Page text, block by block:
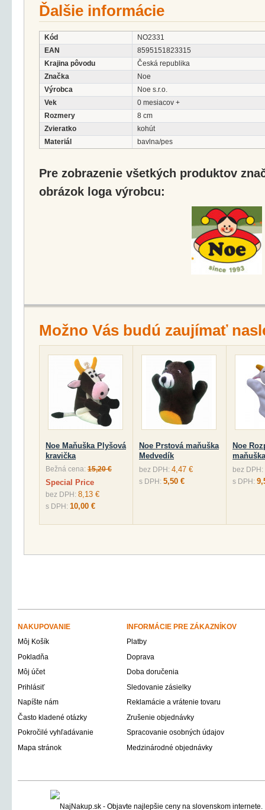
Ďalšie informácie
Kód
NO2331
EAN
8595151823315
Krajina pôvodu
Česká republika
Značka
Noe
Výrobca
Noe s.r.o.
Vek
0 mesiacov +
Rozmery
8 cm
Zvieratko
kohút
Materiál
bavlna/pes
Pre zobrazenie všetkých produktov
obrázok loga výrobcu:
Možno Vás budú zaujímať
Noe Maňuška Plyšová
kravička
Bežná cena: 15,20 €
Special Price
bez DPH: 8,13 €
s DPH: 10,00 €
Noe Prstová maňuška
Medvedík
bez DPH: 4,47 €
s DPH: 5,50 €
Noe
bez DPH:
s DPH:
NAKUPOVANIE
INFORMÁCIE PRE ZÁKAZNÍKOV
Môj Košík
Platby
Pokladňa
Doprava
Môj účet
Doba doručenia
Prihlásiť
Sledovanie zásielky
Napíšte nám
Reklamácie a vrátenie tovaru
Často kladené otázky
Zrušenie objednávky
Pokročilé vyhľadávanie
Spracovanie osobných údajov
Mapa stránok
Medzinárodné objednávky